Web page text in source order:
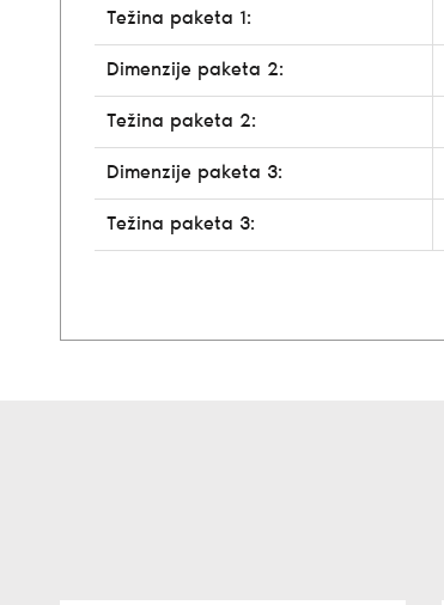
Težina paketa 1:
Dimenzije paketa 2:
Težina paketa 2:
Dimenzije paketa 3:
Težina paketa 3: